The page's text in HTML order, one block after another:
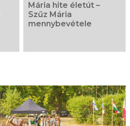
Mária hite életút –
Szűz Mária
mennybevétele